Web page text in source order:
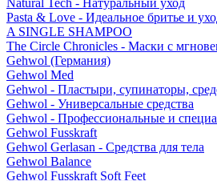
Natural Tech - Натуральный уход
Pasta & Love - Идеальное бритье и
A SINGLE SHAMPOO
The Circle Chronicles - Маски с
Gehwol (Германия)
Gehwol Med
Gehwol - Пластыри, супинаторы,
Gehwol - Универсальные средства
Gehwol - Профессиональные и
Gehwol Fusskraft
Gehwol Gerlasan - Средства для тела
Gehwol Balance
Gehwol Fusskraft Soft Feet